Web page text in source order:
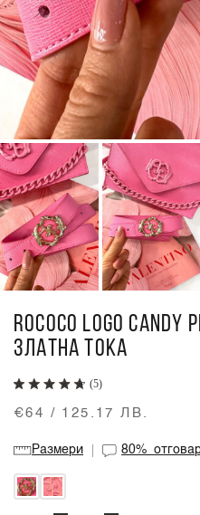
ROCOCO LOGO
ЗЛАТНА ТОКА
(5)
€64 / 125.17 ЛВ.
Размери 80%